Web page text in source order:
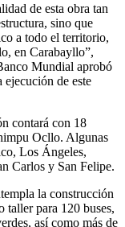
de esta obra tan
sino que
a todo el territorio,
en Carabayllo”,
Mundial aprobó
ejecución de este
contará con 18
Ocllo. Algunas
Los Ángeles,
Carlos y San Felipe.
la construcción
taller para 120 buses,
así como más de